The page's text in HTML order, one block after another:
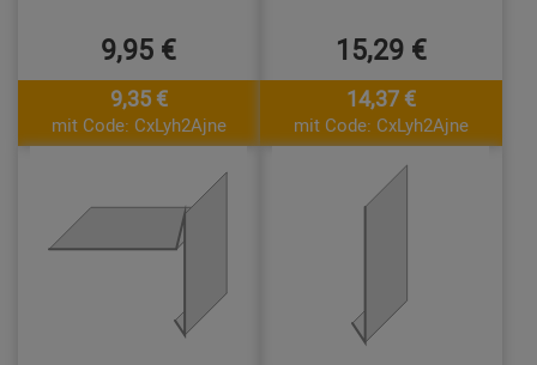
9,95 €
9,35 €
mit Code: CxLyh2Ajne
15,29 €
14,37 €
mit Code: CxLyh2Ajne